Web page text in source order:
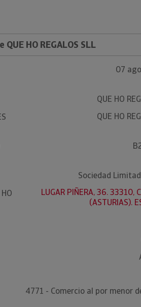
HO REGALOS SLL
07
QUE HO
QUE HO
Sociedad
LUGAR PIÑERA, 36. 33310,
(ASTURIAS).
4771 - Comercio al por menor